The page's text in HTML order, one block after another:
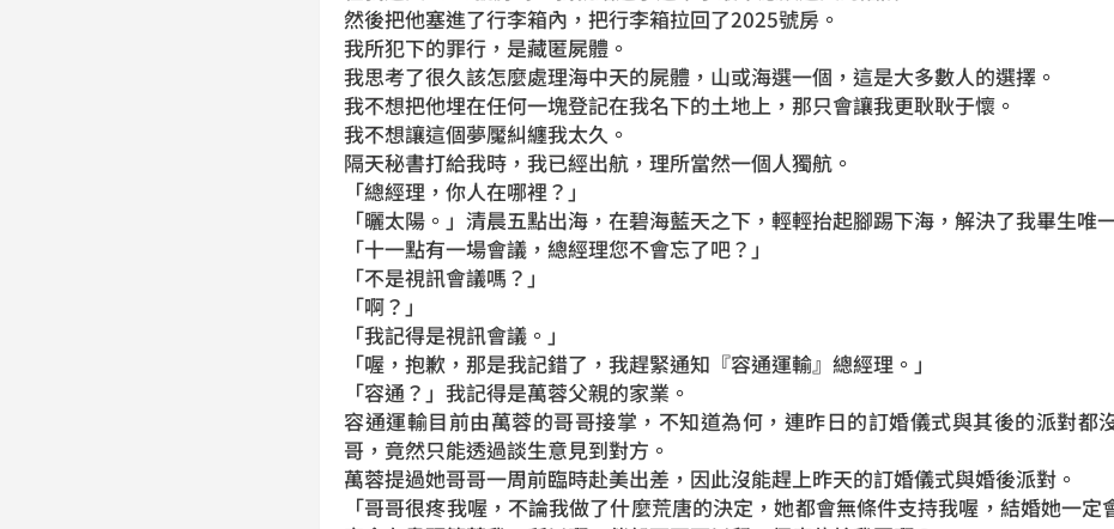
然後把他塞進了行李箱內，把行李箱拉回了2025號房。
我所犯下的罪行，是藏匿屍體。
我思考了很久該怎麼處理海中天的屍體，山或海選一個，這是大多數人的選擇。
我不想把他埋在任何一塊登記在我名下的土地上，那只會讓我更耿耿于懷。
我不想讓這個夢魘糾纏我太久。
隔天秘書打給我時，我已經出航，理所當然一個人獨航。
「總經理，你人在哪裡？」
「曬太陽。」清晨五點出海，在碧海藍天之下，輕輕抬起腳踢下海，解決了我畢生唯
「十一點有一場會議，總經理您不會忘了吧？」
「不是視訊會議嗎？」
「啊？」
「我記得是視訊會議。」
「喔，抱歉，那是我記錯了，我趕緊通知『容通運輸』總經理。」
「容通？」我記得是萬蓉父親的家業。
容通運輸目前由萬蓉的哥哥接掌，不知道為何，連昨日的訂婚儀式與其後的派對都
哥，竟然只能透過談生意見到對方。
萬蓉提過她哥哥一周前臨時赴美出差，因此沒能趕上昨天的訂婚儀式與婚後派對。
「哥哥很疼我喔，不論我做了什麼荒唐的決定，她都會無條件支持我喔，結婚她一定